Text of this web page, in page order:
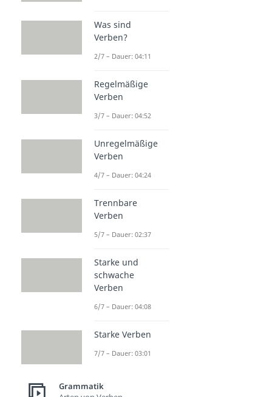
Was sind
Verben?
2/7 – Dauer: 04:11
Regelmäßige
Verben
3/7 – Dauer: 04:52
Unregelmäßige
Verben
4/7 – Dauer: 04:24
Trennbare
Verben
5/7 – Dauer: 02:37
Starke und
schwache
Verben
6/7 – Dauer: 04:08
Starke Verben
7/7 – Dauer: 03:01
Grammatik